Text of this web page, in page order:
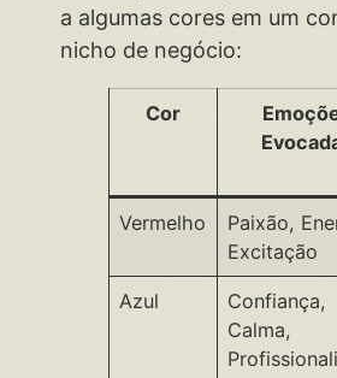
a algumas cores em um
nicho de negócio:
Cor
Vermelho
Paixão,
Excitação
Azul
Confiança,
Calma,